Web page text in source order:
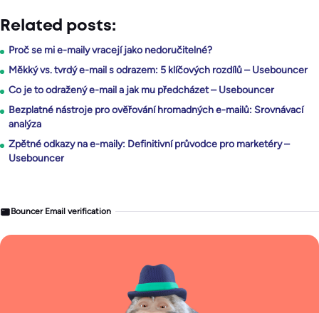
Related posts:
Proč se mi e-maily vracejí jako nedoručitelné?
Měkký vs. tvrdý e-mail s odrazem: 5 klíčových rozdílů – Usebouncer
Co je to odražený e-mail a jak mu předcházet – Usebouncer
Bezplatné nástroje pro ověřování hromadných e-mailů: Srovnávací
analýza
Zpětné odkazy na e-maily: Definitivní průvodce pro marketéry –
Usebouncer
Bouncer Email verification